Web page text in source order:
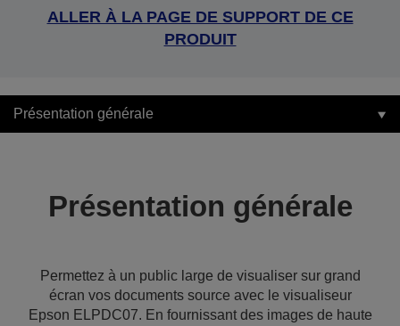
ALLER À LA PAGE DE SUPPORT DE CE
PRODUIT
Présentation générale
Présentation générale
Permettez à un public large de visualiser sur grand
écran vos documents source avec le visualiseur
Epson ELPDC07. En fournissant des images de haute